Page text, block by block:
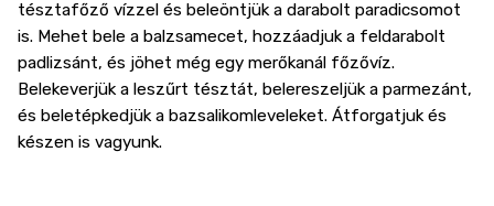
tésztafőző vízzel és beleöntjük a darabolt paradicsomot
is. Mehet bele a balzsamecet, hozzáadjuk a feldarabolt
padlizsánt, és jöhet még egy merőkanál főzővíz.
Belekeverjük a leszűrt tésztát, belereszeljük a parmezánt,
és beletépkedjük a bazsalikomleveleket. Átforgatjuk és
készen is vagyunk.